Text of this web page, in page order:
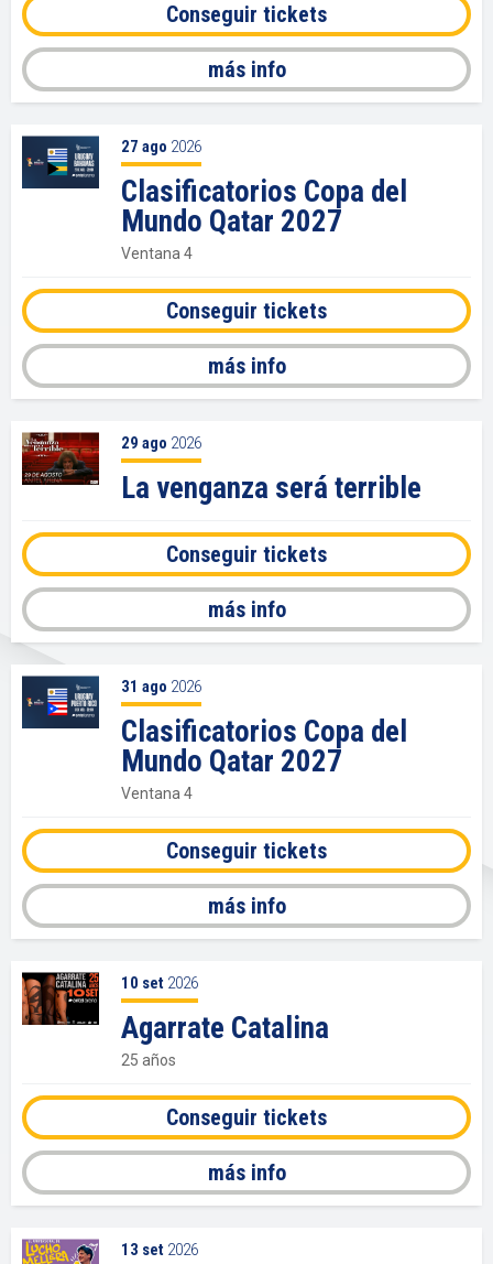
Conseguir tickets
más info
27 ago 2026
Clasificatorios Copa del
Mundo Qatar 2027
Ventana 4
Conseguir tickets
más info
29 ago 2026
La venganza será terrible
Conseguir tickets
más info
31 ago 2026
Clasificatorios Copa del
Mundo Qatar 2027
Ventana 4
Conseguir tickets
más info
10 set 2026
Agarrate Catalina
25 años
Conseguir tickets
más info
13 set 2026